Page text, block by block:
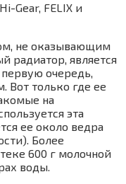
Gear, FELIX и
не оказывающим
радиатор, является
очередь,
Вот только где ее
на
эта
ее около ведра
Более
600 г молочной
воды.